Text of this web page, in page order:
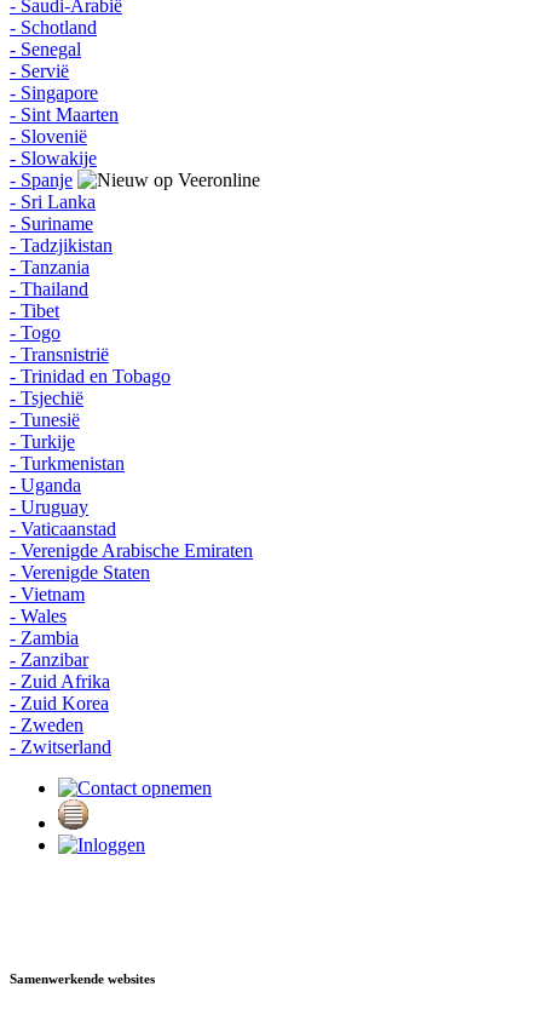
- Saudi-Arabië
- Schotland
- Senegal
- Servië
- Singapore
- Sint Maarten
- Slovenië
- Slowakije
- Spanje
- Sri Lanka
- Suriname
- Tadzjikistan
- Tanzania
- Thailand
- Tibet
- Togo
- Transnistrië
- Trinidad en Tobago
- Tsjechië
- Tunesië
- Turkije
- Turkmenistan
- Uganda
- Uruguay
- Vaticaanstad
- Verenigde Arabische Emiraten
- Verenigde Staten
- Vietnam
- Wales
- Zambia
- Zanzibar
- Zuid Afrika
- Zuid Korea
- Zweden
- Zwitserland
Samenwerkende websites